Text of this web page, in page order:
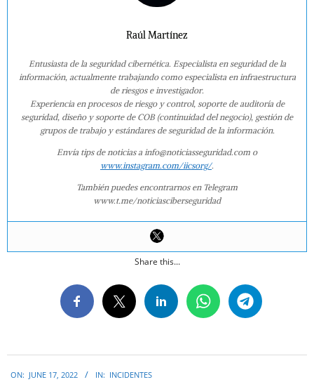
Raúl Martínez
Entusiasta de la seguridad cibernética. Especialista en seguridad de la
información, actualmente trabajando como especialista en infraestructura
de riesgos e investigador.
Experiencia en procesos de riesgo y control, soporte de auditoría de
seguridad, diseño y soporte de COB (continuidad del negocio), gestión de
grupos de trabajo y estándares de seguridad de la información.
Envía tips de noticias a info@noticiasseguridad.com o
www.instagram.com/iicsorg/.
También puedes encontrarnos en Telegram
www.t.me/noticiasciberseguridad
Share this...
06-
ON: JUNE 17, 2022 IN: INCIDENTES